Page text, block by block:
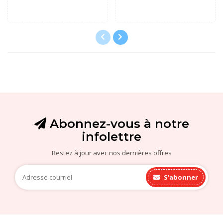
Abonnez-vous à notre
infolettre
Restez à jour avec nos dernières offres
S'abonner